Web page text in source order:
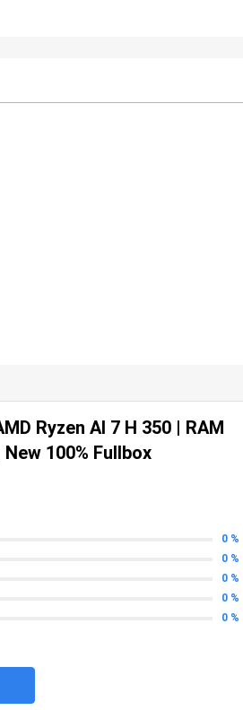
Ryzen AI 7 H 350 | RAM
100% Fullbox
0 %
0 %
0 %
0 %
0 %